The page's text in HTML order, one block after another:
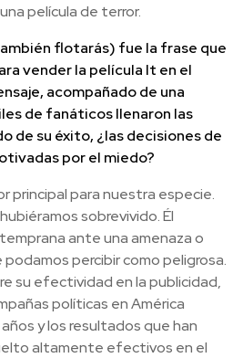
película de terror.
flotarás) fue la frase que
vender la película It en el
acompañado de una
de fanáticos llenaron las
de su éxito, ¿las decisiones de
por el miedo?
principal para nuestra especie.
sobrevivido. Él
ante una amenaza o
percibir como peligrosa.
su efectividad en la publicidad,
políticas en América
y los resultados que han
altamente efectivos en el